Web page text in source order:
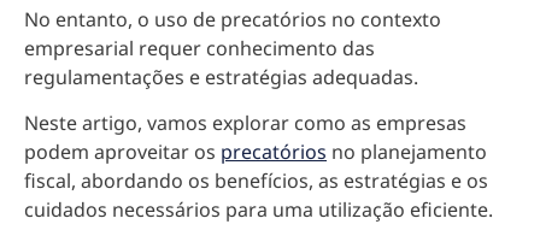
No entanto, o uso de precatórios no contexto
empresarial requer conhecimento das
regulamentações e estratégias adequadas.
Neste artigo, vamos explorar como as empresas
podem aproveitar os precatórios no planejamento
fiscal, abordando os benefícios, as estratégias e os
cuidados necessários para uma utilização eficiente.